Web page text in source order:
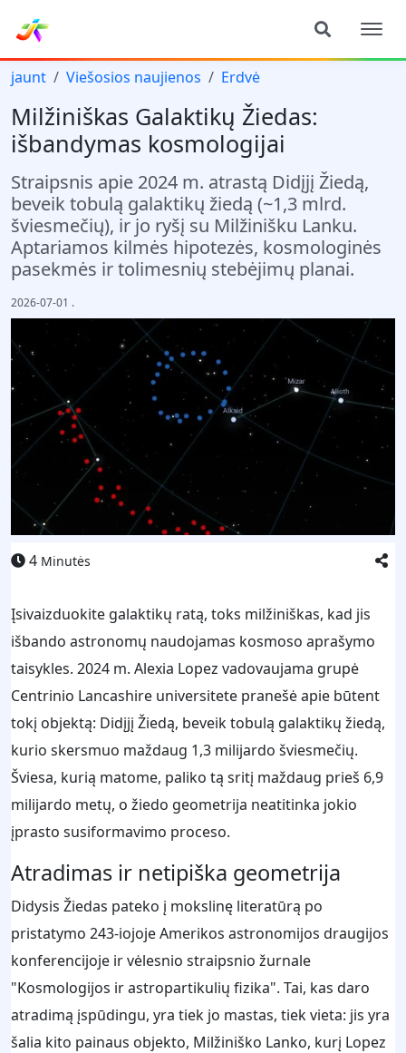
jaunt Viešosios naujienos Erdvė
Milžiniškas Galaktikų Žiedas:
išbandymas kosmologijai
Straipsnis apie 2024 m. atrastą Didįjį Žiedą,
beveik tobulą galaktikų žiedą (~1,3 mlrd.
šviesmečių), ir jo ryšį su Milžinišku Lanku.
Aptariamos kilmės hipotezės, kosmologinės
pasekmės ir tolimesnių stebėjimų planai.
2026-07-01 .
4 Minutės
Įsivaizduokite galaktikų ratą, toks milžiniškas, kad jis
išbando astronomų naudojamas kosmoso aprašymo
taisykles. 2024 m. Alexia Lopez vadovaujama grupė
Centrinio Lancashire universitete pranešė apie būtent
tokį objektą: Didįjį Žiedą, beveik tobulą galaktikų žiedą,
kurio skersmuo maždaug 1,3 milijardo šviesmečių.
Šviesa, kurią matome, paliko tą sritį maždaug prieš 6,9
milijardo metų, o žiedo geometrija neatitinka jokio
įprasto susiformavimo proceso.
Atradimas ir netipiška geometrija
Didysis Žiedas pateko į mokslinę literatūrą po
pristatymo 243-iojoje Amerikos astronomijos draugijos
konferencijoje ir vėlesnio straipsnio žurnale
"Kosmologijos ir astropartikulių fizika". Tai, kas daro
atradimą įspūdingu, yra tiek jo mastas, tiek vieta: jis yra
šalia kito painaus objekto, Milžiniško Lanko, kurį Lopez